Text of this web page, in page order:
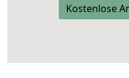
Kostenlose